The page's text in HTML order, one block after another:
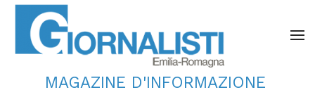
MAGAZINE D'INFORMAZIONE